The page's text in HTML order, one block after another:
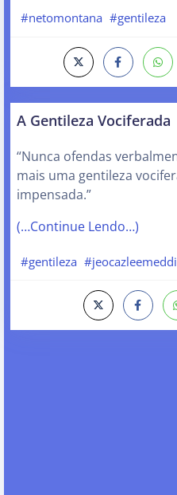
#netomontana #gentileza
A Gentileza Vociferada
“Nunca ofendas
mais uma gentileza
impensada.”
(…Continue Lendo…)
#gentileza #jeocazleemeddi